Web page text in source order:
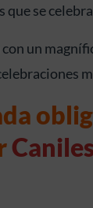
que se
un
Caniles